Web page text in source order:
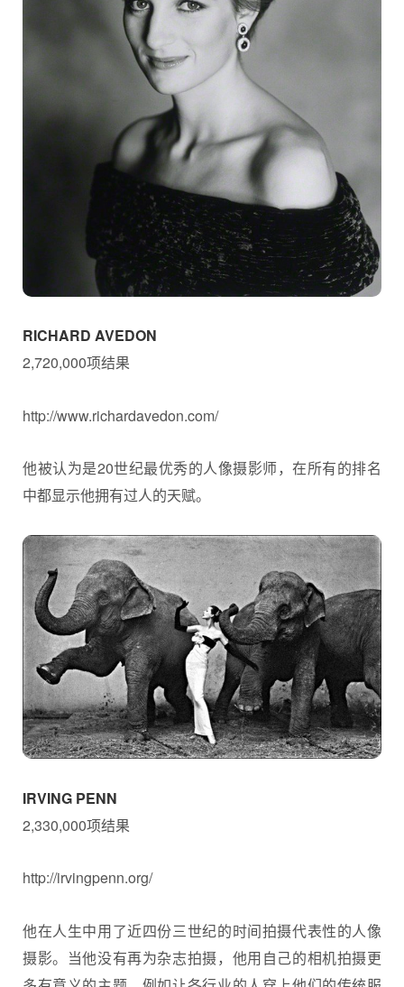
RICHARD AVEDON
2,720,000项结果
http://www.richardavedon.com/
他被认为是20世纪最优秀的人像摄影师，在所有的排名
中都显示他拥有过人的天赋。
IRVING PENN
2,330,000项结果
http://irvingpenn.org/
他在人生中用了近四份三世纪的时间拍摄代表性的人像
摄影。当他没有再为杂志拍摄，他用自己的相机拍摄更